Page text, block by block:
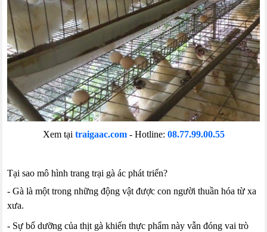
Xem tại traigaac.com- Hotline: 08.77.99.00.55
Tại sao mô hình trang trại gà ác phát triển?
- Gà là một trong những động vật được con người thuần hóa từ xa
xưa.
- Sự bổ dưỡng của thịt gà khiến thực phẩm này vẫn đóng vai trò